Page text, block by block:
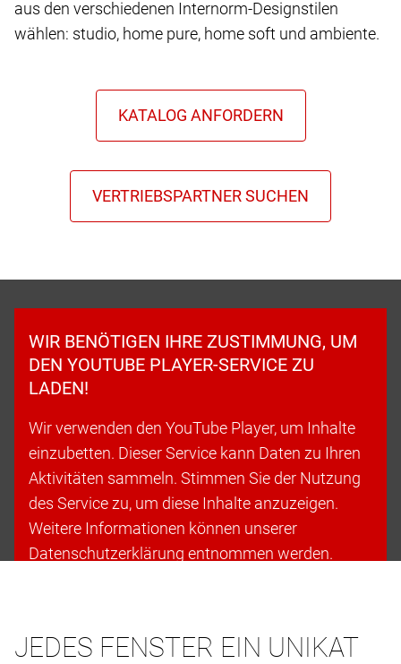
aus den verschiedenen Internorm-Designstilen
wählen: studio, home pure, home soft und ambiente.
WIR BENÖTIGEN IHRE ZUSTIMMUNG, UM
DEN YOUTUBE PLAYER-SERVICE ZU
LADEN!
Wir verwenden den YouTube Player, um Inhalte
einzubetten. Dieser Service kann Daten zu Ihren
Aktivitäten sammeln. Stimmen Sie der Nutzung
des Service zu, um diese Inhalte anzuzeigen.
Weitere Informationen können unserer
Datenschutzerklärung entnommen werden.
JEDES FENSTER EIN UNIKAT